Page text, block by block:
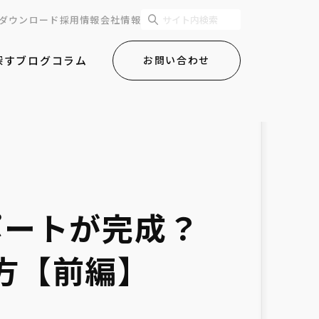
ウンロード採用情報会社情報
ブログコラム お問い合わせ
トが完成？
前編】